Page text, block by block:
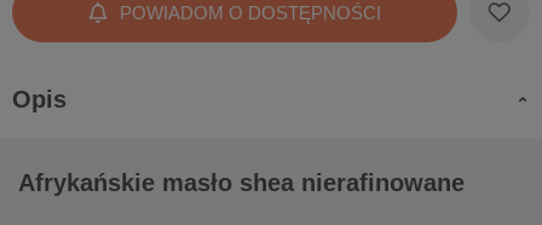
POWIADOM O DOSTĘPNOŚCI
Opis
Afrykańskie masło shea nierafinowane